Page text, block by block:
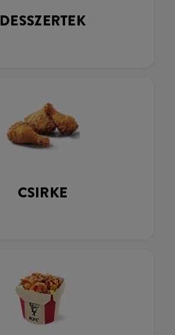
DESSZERTEK
CSIRKE